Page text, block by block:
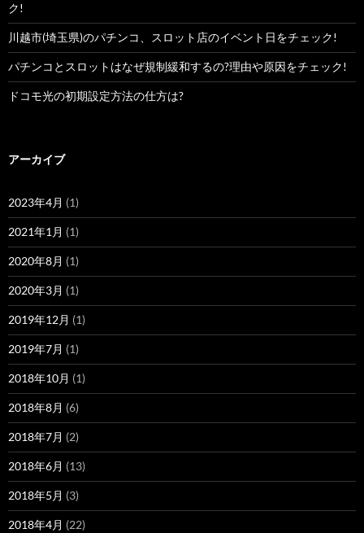
ク!
川越市(埼玉県)のパチンコ、スロット店のイベント日をチェック!
パチンコとスロットはなぜ規制緩和するの?理由や原因をチェック!
ドコモ光の初期設定方法の仕方は?
アーカイブ
2023年4月 (1)
2021年1月 (1)
2020年8月 (1)
2020年3月 (1)
2019年12月 (1)
2019年7月 (1)
2018年10月 (1)
2018年8月 (6)
2018年7月 (2)
2018年6月 (13)
2018年5月 (3)
2018年4月 (22)